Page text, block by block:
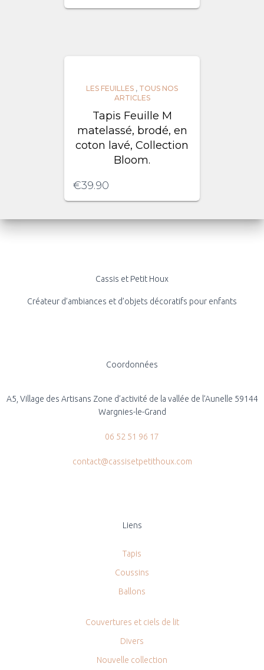
LES FEUILLES , TOUS NOS
ARTICLES
Tapis Feuille M
matelassé, brodé, en
coton lavé, Collection
Bloom.
€39.90
Cassis et Petit Houx
Créateur d’ambiances et d’objets décoratifs pour enfants
Coordonnées
A5, Village des Artisans Zone d’activité de la vallée de l’Aunelle 59144
Wargnies-le-Grand
06 52 51 96 17
contact@cassisetpetithoux.com
Liens
Tapis
Coussins
Ballons
Couvertures et ciels de lit
Divers
Nouvelle collection